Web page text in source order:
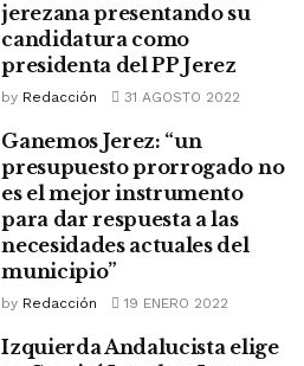
jerezana presentando su
candidatura como
presidenta del PP Jerez
by Redacción 31 AGOSTO 2022
Ganemos Jerez: “un
presupuesto prorrogado no
es el mejor instrumento
para dar respuesta a las
necesidades actuales del
municipio”
by Redacción 19 ENERO 2022
Izquierda Andalucista elige